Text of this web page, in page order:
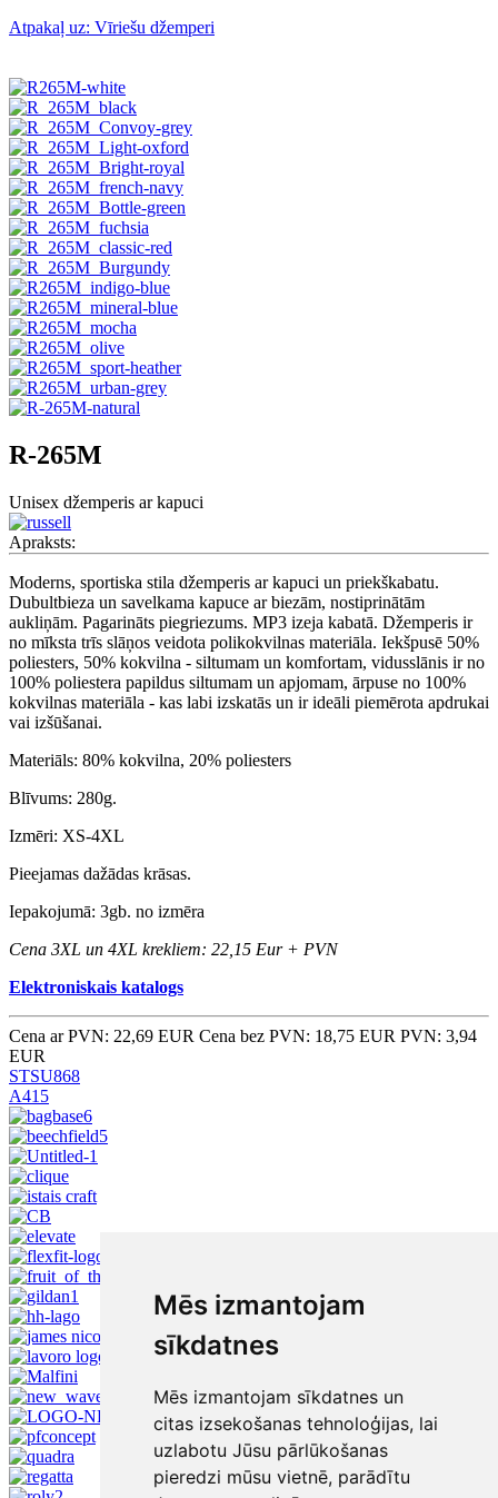
Mēs izmantojam
sīkdatnes
Mēs izmantojam sīkdatnes un
citas izsekošanas tehnoloģijas, lai
uzlabotu Jūsu pārlūkošanas
pieredzi mūsu vietnē, parādītu
Atpakaļ uz: Vīriešu džemperi
R-265M
Unisex džemperis ar kapuci
Apraksts:
Moderns, sportiska stila džemperis ar kapuci un priekškabatu.
Dubultbieza un savelkama kapuce ar biezām, nostiprinātām
aukliņām. Pagarināts piegriezums. MP3 izeja kabatā. Džemperis ir
no mīksta trīs slāņos veidota polikokvilnas materiāla. Iekšpusē 50%
poliesters, 50% kokvilna - siltumam un komfortam, vidusslānis ir no
100% poliestera papildus siltumam un apjomam, ārpuse no 100%
kokvilnas materiāla - kas labi izskatās un ir ideāli piemērota apdrukai
vai izšūšanai.
Materiāls: 80% kokvilna, 20% poliesters
Blīvums: 280g.
Izmēri: XS-4XL
Pieejamas dažādas krāsas.
Iepakojumā: 3gb. no izmēra
Cena 3XL un 4XL krekliem: 22,15 Eur + PVN
Elektroniskais katalogs
Cena ar PVN: 22,69 EUR Cena bez PVN: 18,75 EUR PVN: 3,94
EUR
STSU868
A415